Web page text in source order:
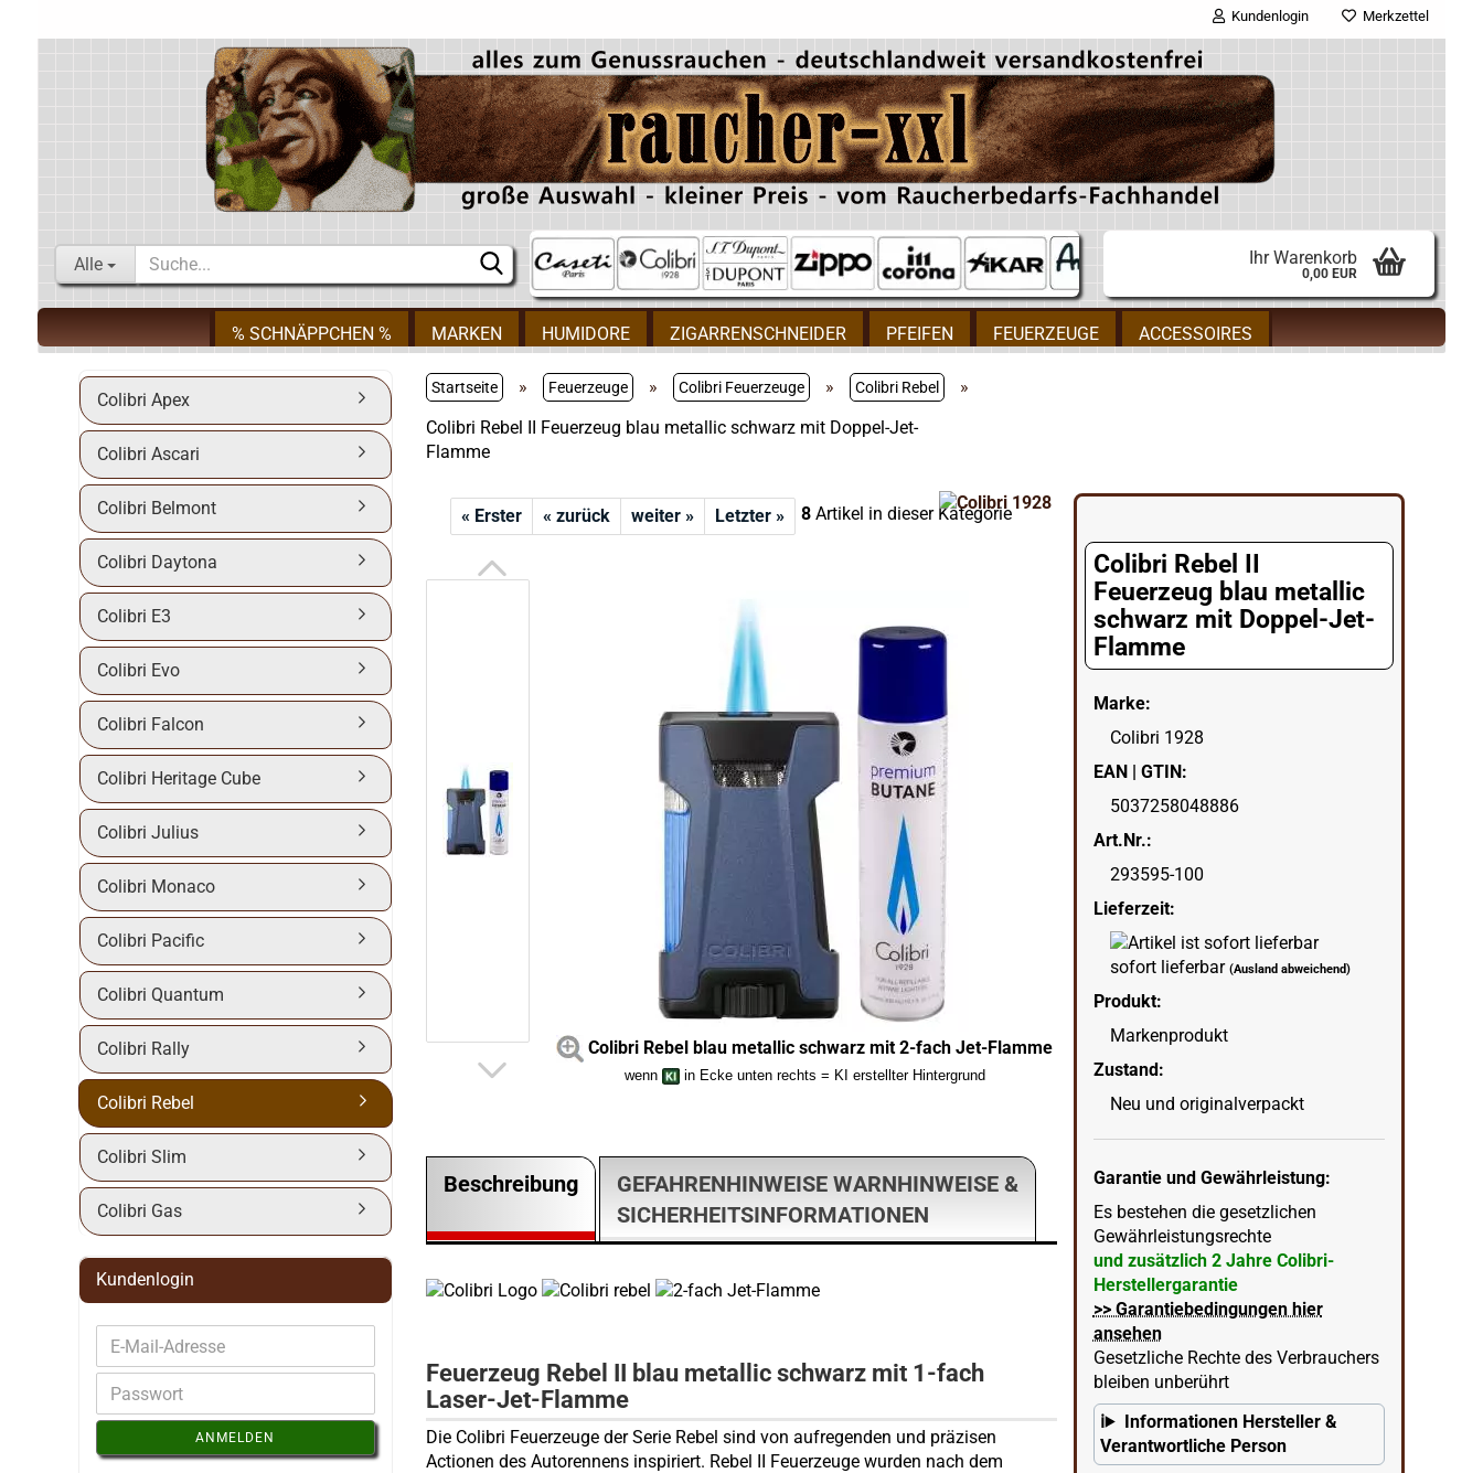
Kundenlogin
E-Mail
Passwort
Konto erstellen
Passwort vergessen?
Merkzettel
Alle Ihr Warenkorb
0,00 EUR
% SCHNÄPPCHEN % MARKEN HUMIDORE ZIGARRENSCHNEIDER PFEIFEN FEUERZEUGE ACCESSOIRES
Startseite » Feuerzeuge » Colibri Feuerzeuge » Colibri Rebel
»
Colibri Rebel II Feuerzeug blau metallic schwarz mit Doppel-Jet-
Flamme
« Erster « zurück weiter » Letzter » 8 Artikel in dieser Kategorie
Colibri Rebel blau metallic schwarz mit 2-fach Jet-Flamme
wenn in Ecke unten rechts = KI erstellter Hintergrund
Colibri Rebel blau metallic schwarz mit 2-fach
wenn
Colibri Rebel II
Feuerzeug blau metallic
schwarz mit Doppel-Jet-
Flamme
Marke:
Colibri 1928
EAN | GTIN:
5037258048886
Art.Nr.:
293595-100
Lieferzeit:
sofort lieferbar (Ausland abweichend)
Produkt:
Markenprodukt
Zustand:
Neu und originalverpackt
Garantie und Gewährleistung:
Es bestehen die gesetzlichen
Gewährleistungsrechte
und zusätzlich 2 Jahre Colibri-
Herstellergarantie
>> Garantiebedingungen hier
ansehen
Gesetzliche Rechte des Verbrauchers
bleiben unberührt
Informationen Hersteller &
Verantwortliche Person
Beschreibung
GEFAHRENHINWEISE WARNHINWEISE &
SICHERHEITSINFORMATIONEN
Feuerzeug Rebel II blau metallic schwarz mit 1-fach
Laser-Jet-Flamme
Die Colibri Feuerzeuge der Serie Rebel sind von aufregenden und präzisen
Actionen des Autorennens inspiriert. Rebel II Feuerzeuge wurden nach dem
Colibri Apex
Colibri Ascari
Colibri Belmont
Colibri Daytona
Colibri E3
Colibri Evo
Colibri Falcon
Colibri Heritage Cube
Colibri Julius
Colibri Monaco
Colibri Pacific
Colibri Quantum
Colibri Rally
Colibri Rebel
Colibri Slim
Colibri Gas
Kundenlogin
ANMELDEN